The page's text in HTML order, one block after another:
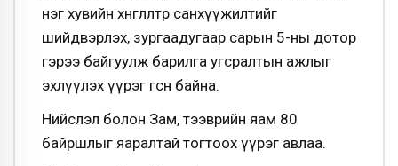
нэг хувийн хөнгөлөлтөөр санхүүжилтийг
шийдвэрлэх, зургаадугаар сарын 5-ны дотор
гэрээ байгуулж барилга угсралтын ажлыг
эхлүүлэх үүрэг өгсөн байна.
Нийслэл болон Зам, тээврийн яам 80
байршлыг яаралтай тогтоох үүрэг авлаа.